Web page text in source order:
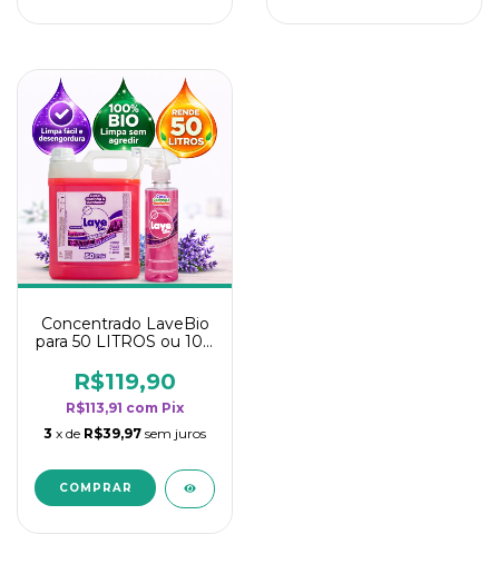
Concentrado LaveBio
para 50 LITROS ou 100
rendimento da
categoria - Lavanda
R$119,90
R$113,91 com Pix
3 x de R$39,97 sem juros